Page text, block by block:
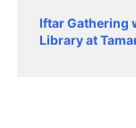
Iftar Gathering
Library at